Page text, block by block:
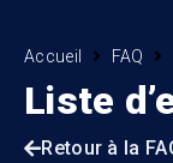
Accueil FAQ
Liste
Retour à la